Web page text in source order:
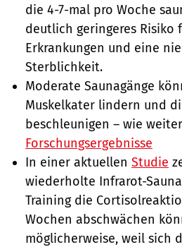
die 4-7-mal pro Woche
deutlich geringeres Risiko
Erkrankungen und eine
Sterblichkeit.
Moderate Saunagänge
Muskelkater lindern und
beschleunigen – wie
Forschungsergebnisse
In einer aktuellen Studie
wiederholte Infrarot-
Training die
Wochen abschwächen
möglicherweise, weil sich